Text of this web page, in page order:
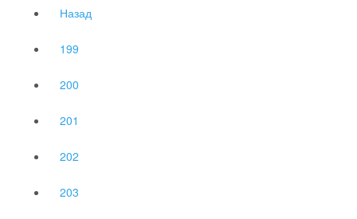
Назад
199
200
201
202
203